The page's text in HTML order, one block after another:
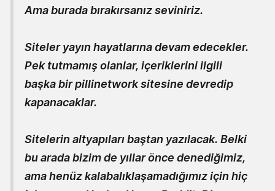
Ama burada bırakırsanız seviniriz.
Siteler yayın hayatlarına devam edecekler.
Pek tutmamış olanlar, içeriklerini ilgili
başka bir pillinetwork sitesine devredip
kapanacaklar.
Sitelerin altyapıları baştan yazılacak. Belki
bu arada bizim de yıllar önce denediğimiz,
ama henüz kalabalıklaşamadığımız için hiç